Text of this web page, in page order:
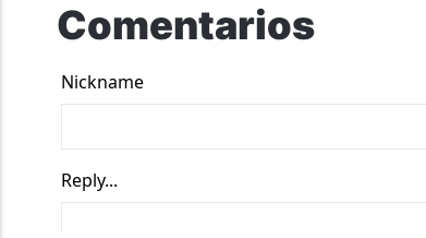
Comentarios